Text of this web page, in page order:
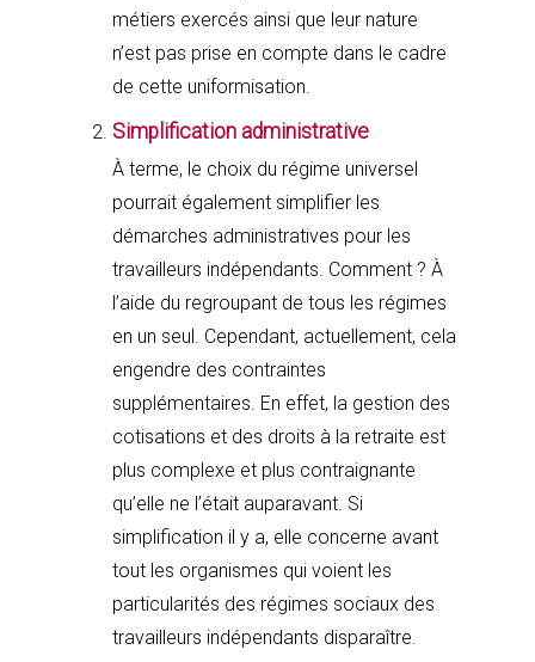
métiers exercés ainsi que leur nature
n’est pas prise en compte dans le cadre
de cette uniformisation.
Simplification administrative
À terme, le choix du régime universel
pourrait également simplifier les
démarches administratives pour les
travailleurs indépendants. Comment ? À
l’aide du regroupant de tous les régimes
en un seul. Cependant, actuellement, cela
engendre des contraintes
supplémentaires. En effet, la gestion des
cotisations et des droits à la retraite est
plus complexe et plus contraignante
qu’elle ne l’était auparavant. Si
simplification il y a, elle concerne avant
tout les organismes qui voient les
particularités des régimes sociaux des
travailleurs indépendants disparaître.